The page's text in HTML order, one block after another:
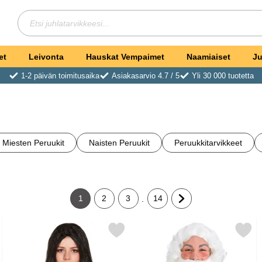
Hae
Leivonta Hauskat Vempaimet Naamiaiset
1-2 päivän toimitusaika Asiakasarvio 4.7 / 5
Yli 30 000 tuotetta
Miesten Peruukit Naisten Peruukit Peruukkitarvikkeet
Tämänhetkinen sivu, Sivu
1
Siirry sivulle
2
Siirry sivulle
3
Siirry sivulle
14
Siirry seuraavalle
Pitkä suosikiksi
Merkitse pitkä Musta Noidan Peruukki suosikiksi
Merkitse joulupukin Parta Peruukilla ja